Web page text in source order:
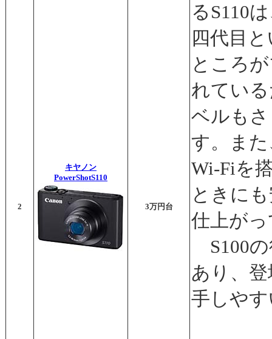
2
キヤノン
PowerShotS110
3万円台
るS110
四代目
ところ
れてい
ベルも
す。ま
Wi-Fiを
ときに
仕上が
S100の
あり、
手しや